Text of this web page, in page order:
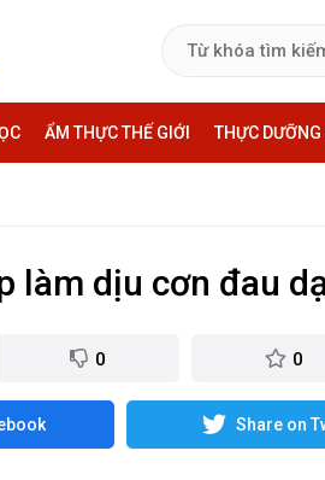
ẨM THỰC THẾ GIỚI THỰC DƯỠNG
làm dịu cơn đau
0 0
Share on